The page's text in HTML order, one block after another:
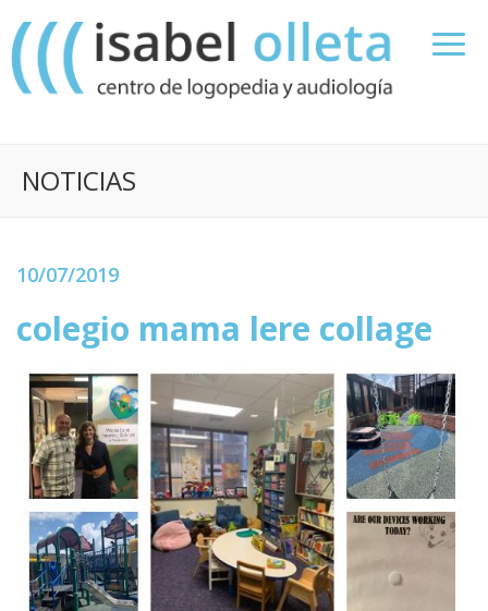
NOTICIAS
10/07/2019
colegio mama lere collage